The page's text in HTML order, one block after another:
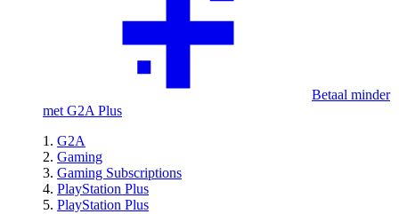
Betaal minder
met G2A Plus
G2A
Gaming
Gaming Subscriptions
PlayStation Plus
PlayStation Plus